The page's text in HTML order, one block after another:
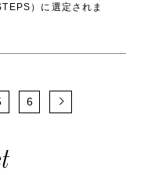
）に選定されま
6